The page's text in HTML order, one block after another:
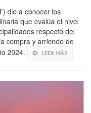
dio a conocer los
que evalúa el nivel
respecto del
compra y arriendo de
2024.
LEER MÁS